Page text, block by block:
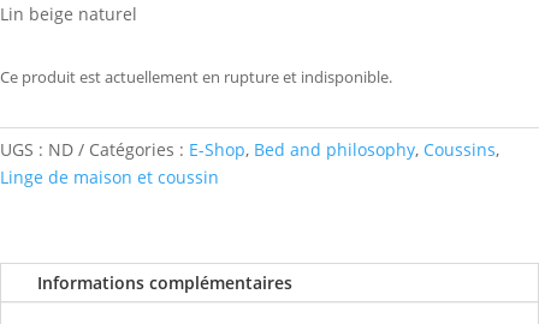
Lin beige naturel
Ce produit est actuellement en rupture et indisponible.
UGS : ND Catégories : E-Shop, Bed and philosophy, Coussins,
Linge de maison et coussin
Informations complémentaires